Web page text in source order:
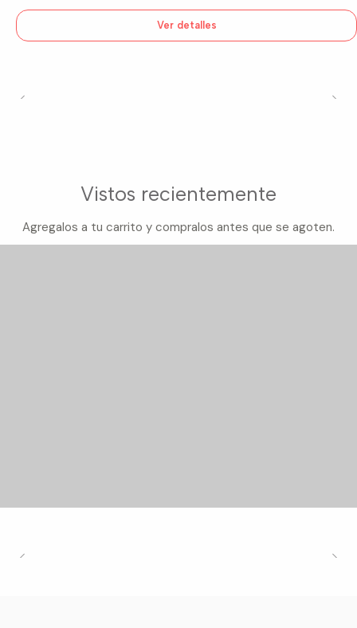
Ver detalles
Vistos recientemente
Agregalos a tu carrito y compralos antes que se agoten.